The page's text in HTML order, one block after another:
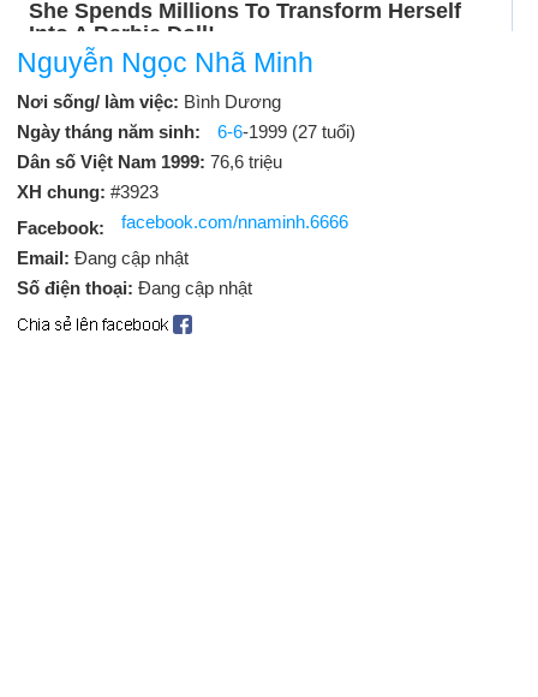
Nguyễn Ngọc Nhã Minh
Nơi sống/ làm việc: Bình Dương
Ngày tháng năm sinh:
6-6-1999 (27 tuổi)
Dân số Việt Nam 1999: 76,6 triệu
XH chung: #3923
Facebook:
facebook.com/nnaminh.6666
Email: Đang cập nhật
Số điện thoại: Đang cập nhật